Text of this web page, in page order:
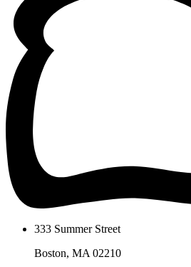
333 Summer Street
Boston, MA 02210